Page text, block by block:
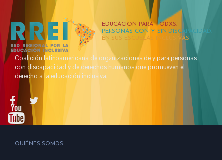
EDUCACION PARA TODXS,
PERSONAS CON Y SIN DISCAPACIDAD,
EN SUS ESCUELAS INCLUSIVAS
Coalición latinoamericana de organizaciones de y para personas
con discapacidad y de derechos humanos que promueven el
derecho a la educación inclusiva.
QUIÉNES SOMOS